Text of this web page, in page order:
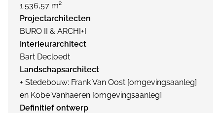
1.536,57 m²
Projectarchitecten
BURO II & ARCHI+I
Interieurarchitect
Bart Decloedt
Landschapsarchitect
+ Stedebouw: Frank Van Oost [omgevingsaanleg]
en Kobe Vanhaeren [omgevingsaanleg]
Definitief ontwerp